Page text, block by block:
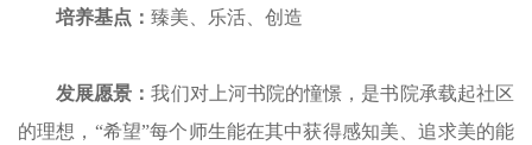
培养基点： 臻美、乐活、创造
发展愿景：我们对上河书院的憧憬，是书院承载起社区
的理想，“希望”每个师生能在其中获得感知美、追求美的能